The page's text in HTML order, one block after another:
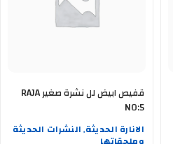
قفيص ابيض لل نشرة صغير RAJA
NO:5
الانارة الحديثة, النشرات الحديثة